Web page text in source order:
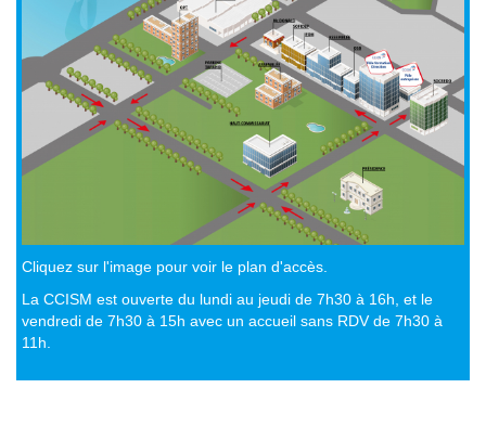
Cliquez sur l'image pour voir le plan d'accès.
La CCISM est ouverte du lundi au jeudi de 7h30 à 16h, et le
vendredi de 7h30 à 15h avec un accueil sans RDV de 7h30 à
11h.